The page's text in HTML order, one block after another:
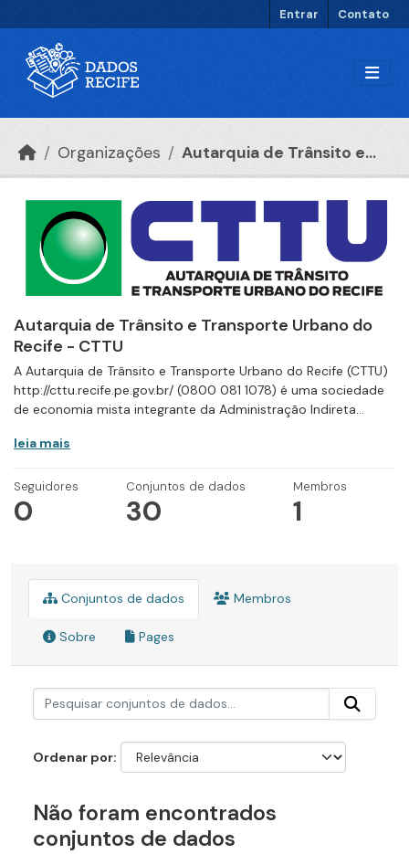
Entrar Contato
Organizações Autarquia de Trânsito e...
Autarquia de Trânsito e Transporte Urbano do
Recife - CTTU
A Autarquia de Trânsito e Transporte Urbano do Recife (CTTU)
http://cttu.recife.pe.gov.br/ (0800 081 1078) é uma sociedade
de economia mista integrante da Administração Indireta...
leia mais
Seguidores
0
Conjuntos de dados
30
Membros
1
Conjuntos de dados Membros
Sobre Pages
Ordenar por
Não foram encontrados
conjuntos de dados